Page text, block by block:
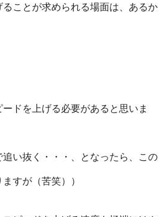
ことが求められる場面は、あるか
ドを上げる必要があると思いま
追い抜く・・・、となったら、この
すが（苦笑））